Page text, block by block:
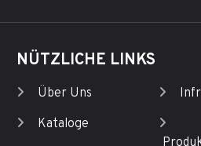
NÜTZLICHE LINKS
Über Uns
Kataloge